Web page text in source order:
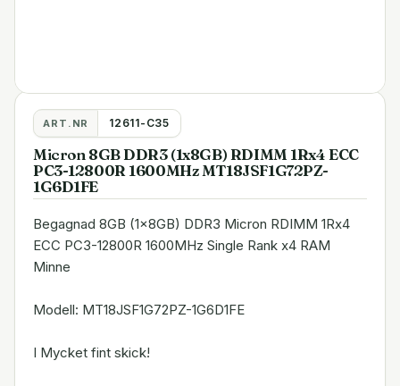
ART.NR 12611-C35
Micron 8GB DDR3 (1x8GB) RDIMM 1Rx4 ECC
PC3-12800R 1600MHz MT18JSF1G72PZ-
1G6D1FE
Begagnad 8GB (1x8GB) DDR3 Micron RDIMM 1Rx4
ECC PC3-12800R 1600MHz Single Rank x4 RAM
Minne
Modell: MT18JSF1G72PZ-1G6D1FE
I Mycket fint skick!